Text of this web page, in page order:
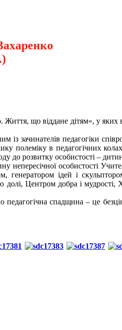
що віддане дітям», у яких
зачинателів педагогіки
полеміку в педагогічних
до розвитку особистості –
особистості
генератором ідей і
Центром добра і мудрості,
спадщина – це